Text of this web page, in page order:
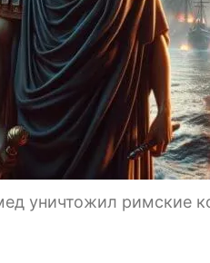
уничтожил римские